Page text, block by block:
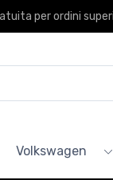
per ordini
Volkswagen